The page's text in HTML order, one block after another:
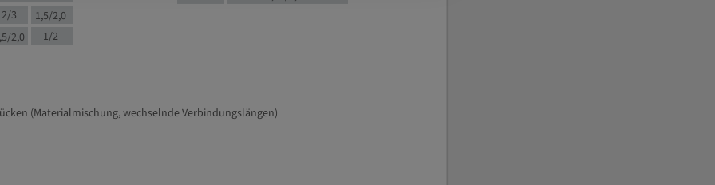
2/3
1,5/2,0
2,0 1/2
(Materialmischung, wechselnde Verbindungslängen)